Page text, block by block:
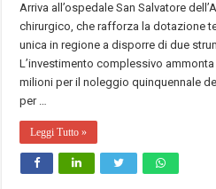
Arriva all’ospedale San Salvatore
chirurgico, che rafforza la dotazione
unica in regione a disporre di due
L’investimento complessivo
milioni per il noleggio quinquennale
per …
Leggi Tutto »